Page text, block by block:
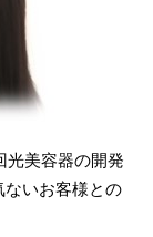
光美容器の開発
ないお客様との